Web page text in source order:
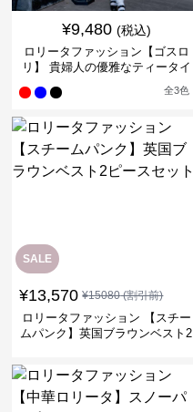
¥9,480 (税込)
ロリータファッション【ゴスロ
リ】 貴婦人の優雅なティータイ
全3色
SALE
¥13,570 ¥15080(割引前)
ロリータファッション 【スチー
ムパンク】英国ブラウンベスト2